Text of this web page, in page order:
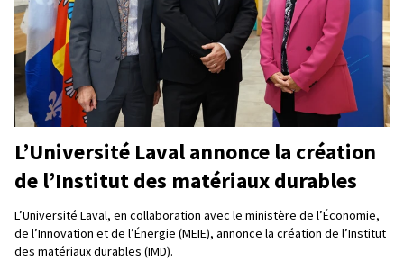
L’Université Laval annonce la création
de l’Institut des matériaux durables
L’Université Laval, en collaboration avec le ministère de l’Économie,
de l’Innovation et de l’Énergie (MEIE), annonce la création de l’Institut
des matériaux durables (IMD).